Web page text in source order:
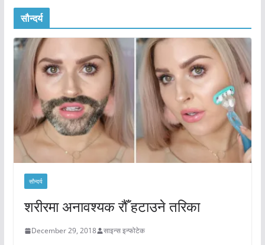
सौन्दर्य
सौन्दर्य
शरीरमा अनावश्यक रौँ हटाउने तरिका
December 29, 2018 साइन्स इन्फोटेक